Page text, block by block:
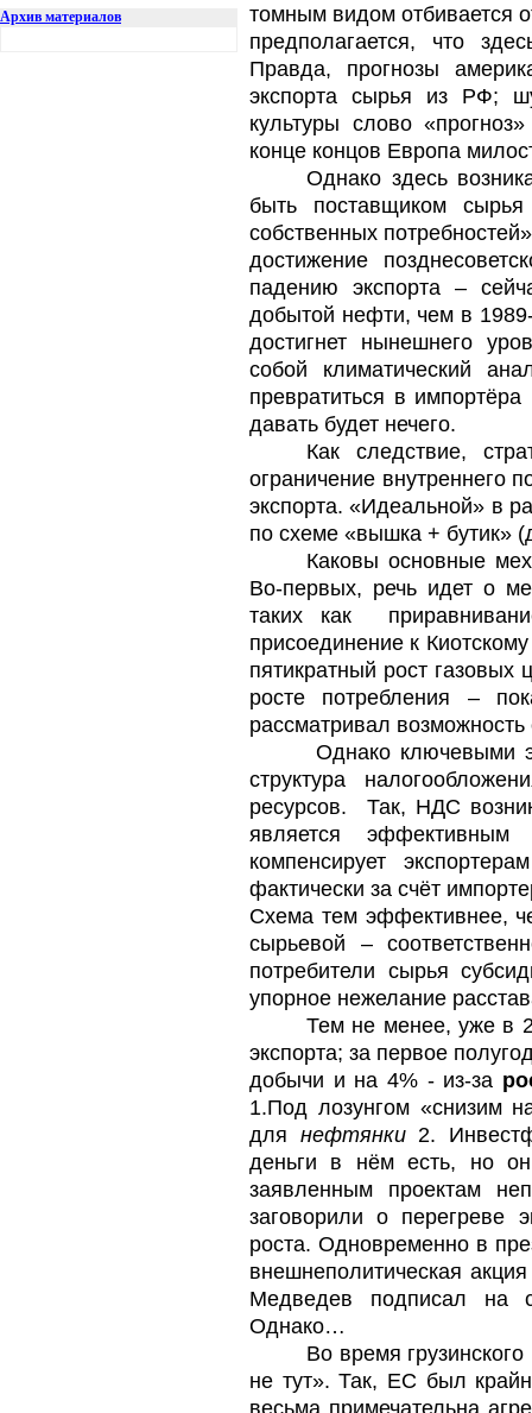
Архив материалов
томным видом отбивается
предполагается, что
Правда, прогнозы
экспорта сырья из РФ;
культуры слово
конце концов Европа
Однако здесь
быть поставщиком
собственных
достижение
падению экспорта –
добытой нефти, чем в
достигнет нынешнего
собой климатический
превратиться в
давать будет нечего.
Как следствие,
ограничение внутреннего
экспорта. «Идеальной» в
по схеме «вышка + бутик»
Каковы основные
Во-первых, речь идет о
таких как
присоединение к
пятикратный рост газовых
росте потребления –
рассматривал возможность
Однако ключевыми
структура
ресурсов.
Так, НДС
является эффективным
компенсирует
фактически за счёт
Схема тем эффективнее,
сырьевой –
потребители сырья
упорное нежелание
Тем не менее, уже в
экспорта; за первое
добычи и на 4% - из-за
1.Под лозунгом «снизим
для нефтянки2.
деньги в нём есть, но
заявленным проектам
заговорили о перегреве
роста. Одновременно в
внешнеполитическая
Медведев подписал на
Однако…
Во время
не тут». Так, ЕС был
весьма примечательна